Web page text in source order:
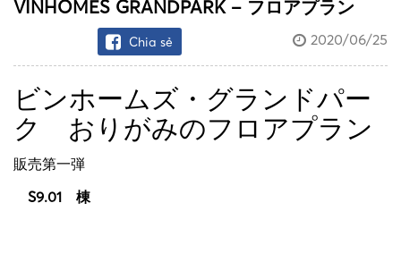
VINHOMES GRANDPARK – フロアプラン
Chia sẻ 2020/06/25
ビンホームズ・グランドパー
ク おりがみのフロアプラン
販売第一弾
S9.01 棟